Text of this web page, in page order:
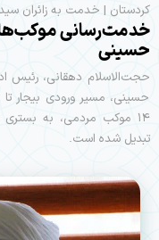
کردستان | خدمت به زائران
خدمت‌رسانی موکب‌های
حسینی
حجت‌الاسلام دهقانی، رئیس
حسینی، مسیر ورودی بیجار
۱۴ موکب مردمی، به
تبدیل شده است.